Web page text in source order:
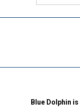
Blue Dolphin